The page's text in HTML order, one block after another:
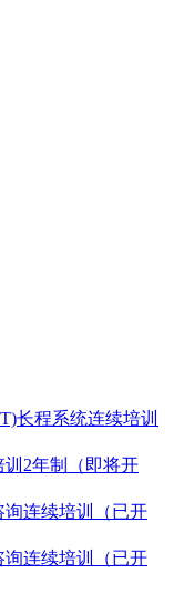
长程系统连续培训
训2年制（即将开
询连续培训（已开
询连续培训（已开